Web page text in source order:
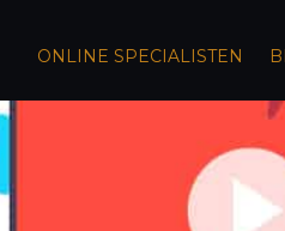
ONLINE SPECIALISTEN